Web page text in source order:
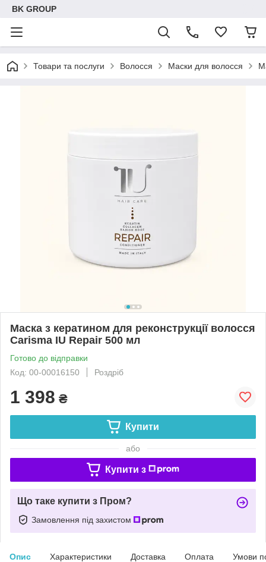
BK GROUP
Товари та послуги Волосся Маски для волосся
Маска з кератином для реконструкції волосся
Carisma IU Repair 500 мл
Готово до відправки
Код: 00-00016150
Роздріб
1 398 ₴
Купити
або
Купити з
Що таке купити з Пром?
Замовлення під захистом
Опис Характеристики Доставка Оплата Умови